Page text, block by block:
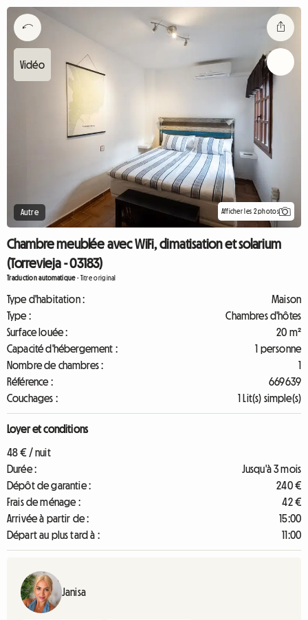
Autre Afficher les 2 photos
Chambre meublée avec WiFi, climatisation et solarium
(Torrevieja - 03183)
Traduction automatique-Titre original
Type d'habitation :
Maison
Type :
Chambres d'hôtes
Surface louée :
20 m²
Capacité d'hébergement :
1 personne
Nombre de chambres :
1
Référence :
669639
Couchages :
1 Lit(s) simple(s)
Loyer et conditions
48 € / nuit
Durée :
Jusqu'à 3 mois
Dépôt de garantie :
240 €
Frais de ménage :
42 €
Arrivée à partir de :
15:00
Départ au plus tard à :
11:00
Janisa